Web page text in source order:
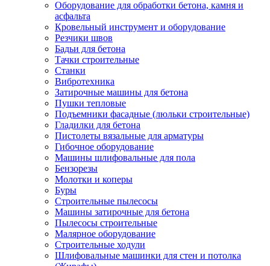
Оборудование для обработки бетона, камня и
асфальта
Кровельный инструмент и оборудование
Резчики швов
Бадьи для бетона
Тачки строительные
Станки
Вибротехника
Затирочные машины для бетона
Пушки тепловые
Подъемники фасадные (люльки строительные)
Гладилки для бетона
Пистолеты вязальные для арматуры
Гибочное оборудование
Машины шлифовальные для пола
Бензорезы
Молотки и коперы
Буры
Строительные пылесосы
Машины затирочные для бетона
Пылесосы строительные
Малярное оборудование
Строительные ходули
Шлифовальные машинки для стен и потолка